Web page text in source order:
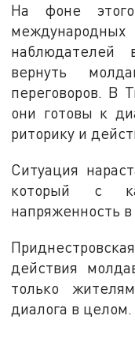
На фоне этого
вернуть
переговоров. В
они готовы к
риторику и
Ситуация
который с
напряженность в
действия
только
диалога в целом.